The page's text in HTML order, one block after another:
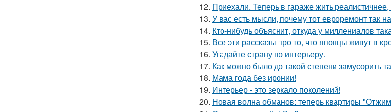
12. Приехали. Теперь в гараже жить реалистичнее,
13. У вас есть мысли, почему тот евроремонт так
14. Кто-нибудь объяснит, откуда у миллениалов
15. Все эти рассказы про то, что японцы живут в
16. Угадайте страну по интерьеру.
17. Как можно было до такой степени замусорить
18. Мама года без иронии!
19. Интерьер - это зеркало поколений!
20. Новая волна обманов: теперь квартиры